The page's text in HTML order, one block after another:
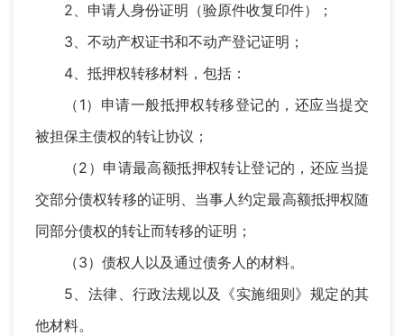
2、申请人身份证明（验原件收复印件）；
3、不动产权证书和不动产登记证明；
4、抵押权转移材料，包括：
（1）申请一般抵押权转移登记的，还应当提交
被担保主债权的转让协议；
（2）申请最高额抵押权转让登记的，还应当提
交部分债权转移的证明、当事人约定最高额抵押权随
同部分债权的转让而转移的证明；
（3）债权人以及通过债务人的材料。
5、法律、行政法规以及《实施细则》规定的其
他材料。